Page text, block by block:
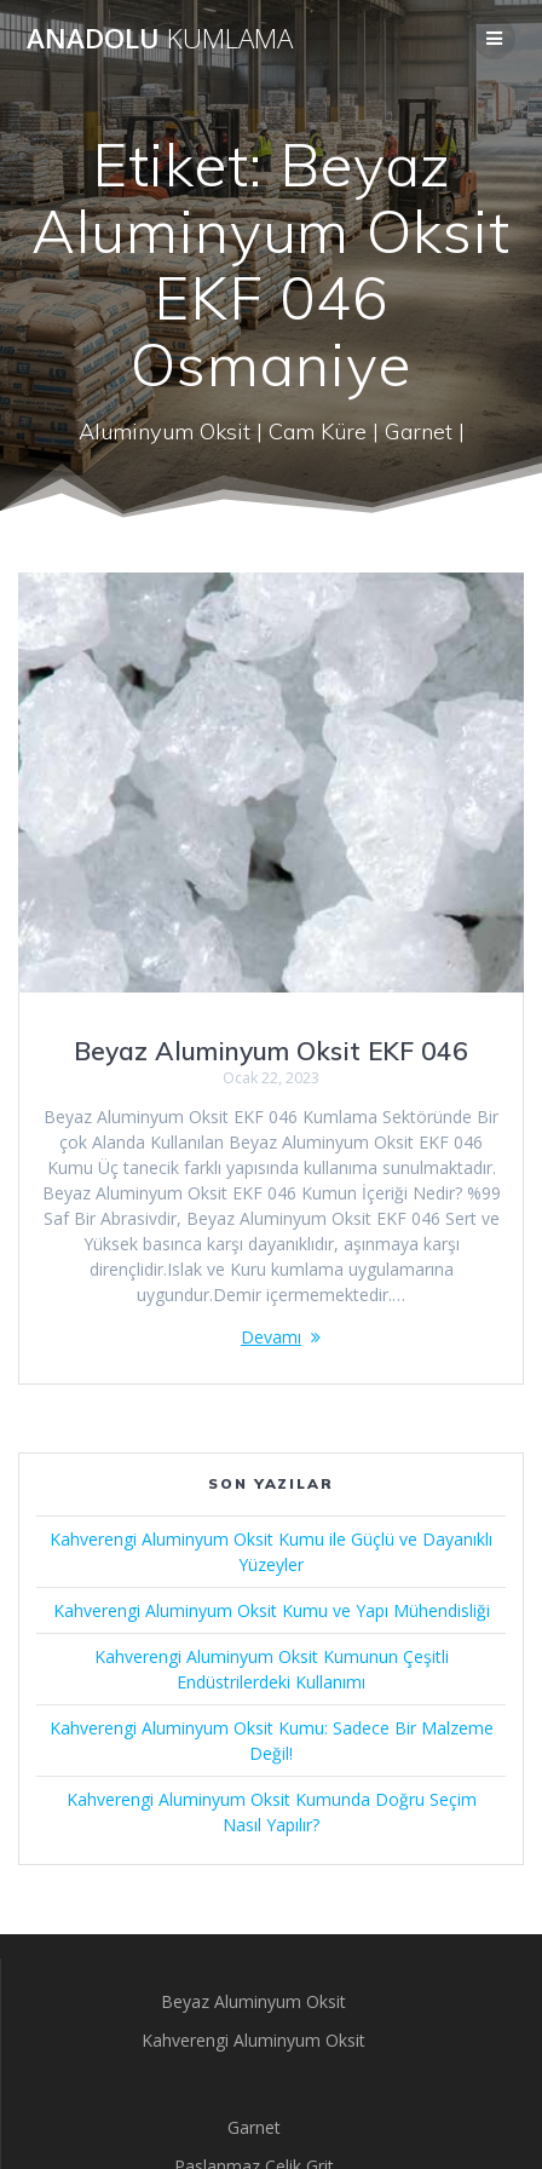
to
content
ANADOLUKUMLAMA
Etiket:Beyaz
Aluminyum Oksit
EKF 046
Osmaniye
Aluminyum Oksit | Cam Küre | Garnet |
Beyaz Aluminyum Oksit EKF 046
Ocak 22, 2023
Beyaz Aluminyum Oksit EKF 046 Kumlama Sektöründe Bir
çok Alanda Kullanılan Beyaz Aluminyum Oksit EKF 046
Kumu Üç tanecik farklı yapısında kullanıma sunulmaktadır.
Beyaz Aluminyum Oksit EKF 046 Kumun İçeriği Nedir? %99
Saf Bir Abrasivdir, Beyaz Aluminyum Oksit EKF 046 Sert ve
Yüksek basınca karşı dayanıklıdır, aşınmaya karşı
dirençlidir.Islak ve Kuru kumlama uygulamarına
uygundur.Demir içermemektedir.…
Devamı
SON YAZILAR
Kahverengi Aluminyum Oksit Kumu ile Güçlü ve Dayanıklı
Yüzeyler
Kahverengi Aluminyum Oksit Kumu ve Yapı Mühendisliği
Kahverengi Aluminyum Oksit Kumunun Çeşitli
Endüstrilerdeki Kullanımı
Kahverengi Aluminyum Oksit Kumu: Sadece Bir Malzeme
Değil!
Kahverengi Aluminyum Oksit Kumunda Doğru Seçim
Nasıl Yapılır?
Beyaz Aluminyum Oksit
Kahverengi Aluminyum Oksit
Garnet